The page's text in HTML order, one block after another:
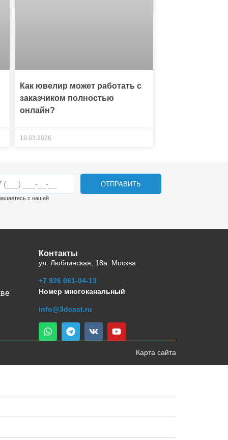
Как ювелир может работать с
заказчиком полностью
онлайн?
19.03.2026
ОТПРАВИТЬ
с нашей
Контакты
ул. Люблинская, 18а. Москва
+7 926 061-04-13
Номер многоканальный
info@3dcast.ru
Карта сайта